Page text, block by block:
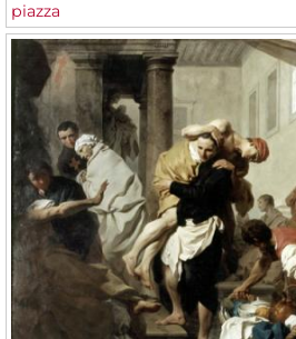
piazza